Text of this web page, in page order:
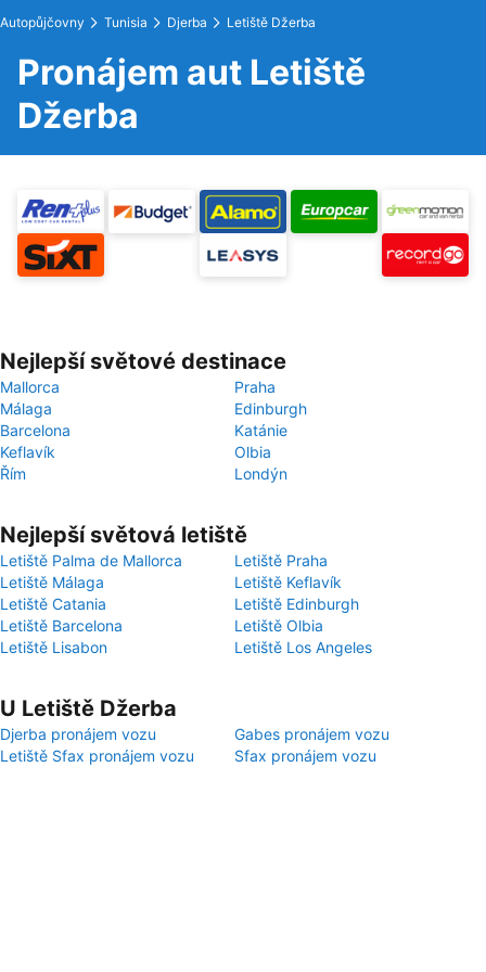
Autopůjčovny Tunisia Djerba Letiště Džerba
Pronájem aut Letiště
Džerba
Nejlepší světové destinace
Mallorca
Praha
Málaga
Edinburgh
Barcelona
Katánie
Keflavík
Olbia
Řím
Londýn
Nejlepší světová letiště
Letiště Palma de Mallorca
Letiště Praha
Letiště Málaga
Letiště Keflavík
Letiště Catania
Letiště Edinburgh
Letiště Barcelona
Letiště Olbia
Letiště Lisabon
Letiště Los Angeles
U Letiště Džerba
Djerba pronájem vozu
Gabes pronájem vozu
Letiště Sfax pronájem vozu
Sfax pronájem vozu